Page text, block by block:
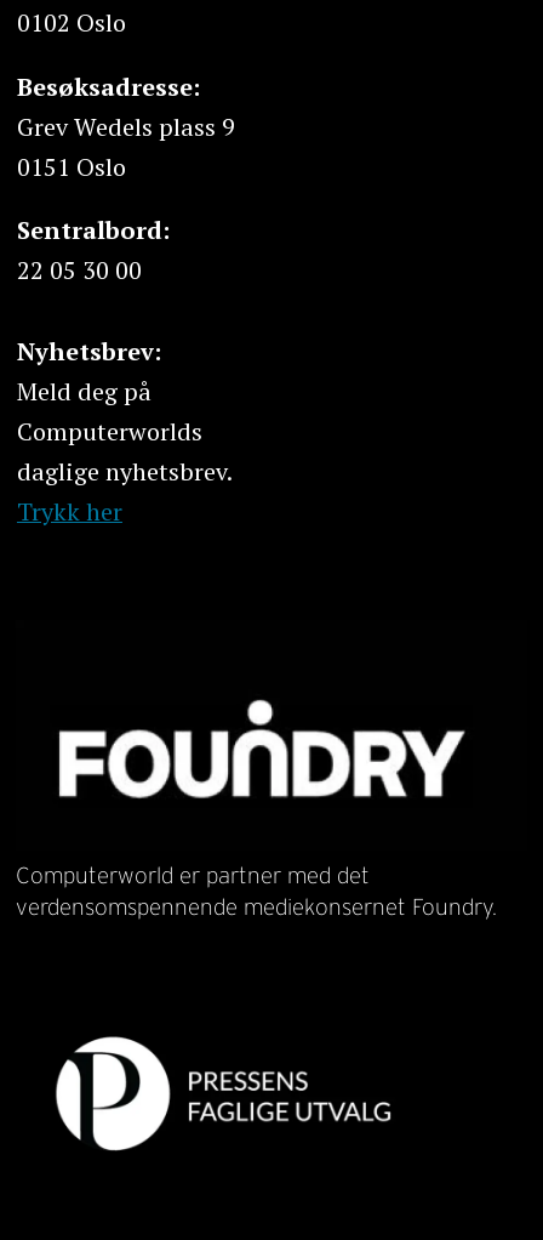
0102 Oslo
Besøksadresse:
Grev Wedels plass 9
0151 Oslo
Sentralbord:
22 05 30 00
Nyhetsbrev:
Meld deg på
Computerworlds
daglige nyhetsbrev.
Trykk her
Computerworld er partner med det
verdensomspennende mediekonsernet Foundry.